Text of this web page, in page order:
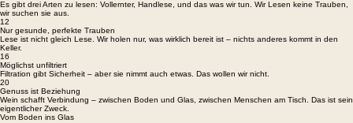
Es gibt drei Arten zu lesen: Vollernter, Handlese, und das was wir tun. Wir Lesen keine Trauben,
wir suchen sie aus.
12
Nur gesunde, perfekte Trauben
Lese ist nicht gleich Lese. Wir holen nur, was wirklich bereit ist – nichts anderes kommt in den
Keller.
16
Möglichst unfiltriert
Filtration gibt Sicherheit – aber sie nimmt auch etwas. Das wollen wir nicht.
20
Genuss ist Beziehung
Wein schafft Verbindung – zwischen Boden und Glas, zwischen Menschen am Tisch. Das ist sein
eigentlicher Zweck.
Vom Boden ins Glas